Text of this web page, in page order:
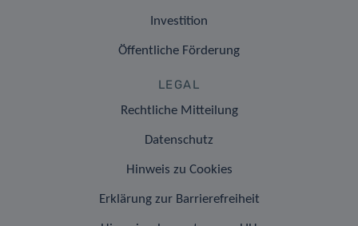
Investition
Öffentliche Förderung
LEGAL
Rechtliche Mitteilung
Datenschutz
Hinweis zu Cookies
Erklärung zur Barrierefreiheit